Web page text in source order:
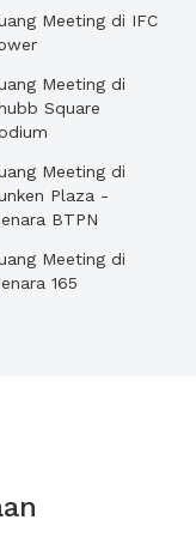
Meeting di IFC
Meeting di
Square
Meeting di
Plaza -
BTPN
Meeting di
165